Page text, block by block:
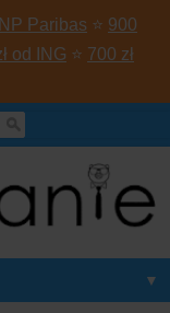
Paribas ⭐ 900
od ING ⭐ 700 zł
▼